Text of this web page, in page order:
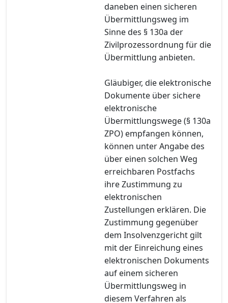
daneben einen sicheren
Übermittlungsweg im
Sinne des § 130a der
Zivilprozessordnung für die
Übermittlung anbieten.
Gläubiger, die elektronische
Dokumente über sichere
elektronische
Übermittlungswege (§ 130a
ZPO) empfangen können,
können unter Angabe des
über einen solchen Weg
erreichbaren Postfachs
ihre Zustimmung zu
elektronischen
Zustellungen erklären. Die
Zustimmung gegenüber
dem Insolvenzgericht gilt
mit der Einreichung eines
elektronischen Dokuments
auf einem sicheren
Übermittlungsweg in
diesem Verfahren als